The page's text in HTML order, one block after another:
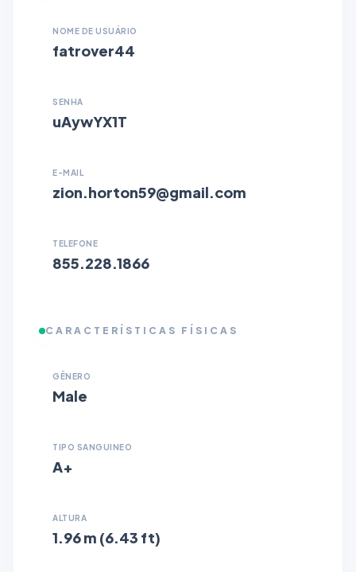
NOME DE USUÁRIO
fatrover44
SENHA
uAywYX1T
E-MAIL
zion.horton59@gmail.com
TELEFONE
855.228.1866
CARACTERÍSTICAS FÍSICAS
GÊNERO
Male
TIPO SANGUINEO
A+
ALTURA
1.96 m (6.43 ft)